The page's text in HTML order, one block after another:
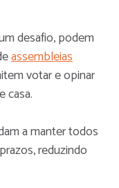
desafio, podem
assembleias
votar e opinar
casa.
a manter todos
reduzindo